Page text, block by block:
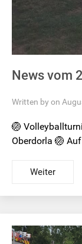
News vom
Written by on
🏐
Oberdorla 🏐
Weiter